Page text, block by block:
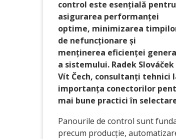
control este esențială pentru
asigurarea performanței
optime, minimizarea
de nefuncționare și
menținerea eficienței
a sistemului. Radek Slováček
Vít Čech, consultanți tehnici
importanța conectorilor
mai bune practici în
Panourile de control sunt
precum producție,